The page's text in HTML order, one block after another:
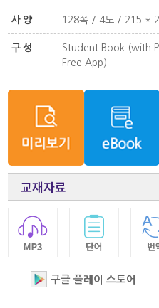
사양 128쪽 / 4도 / 215 *
구성
Student Book (with
Free App)
교재자료
구글 플레이 스토어